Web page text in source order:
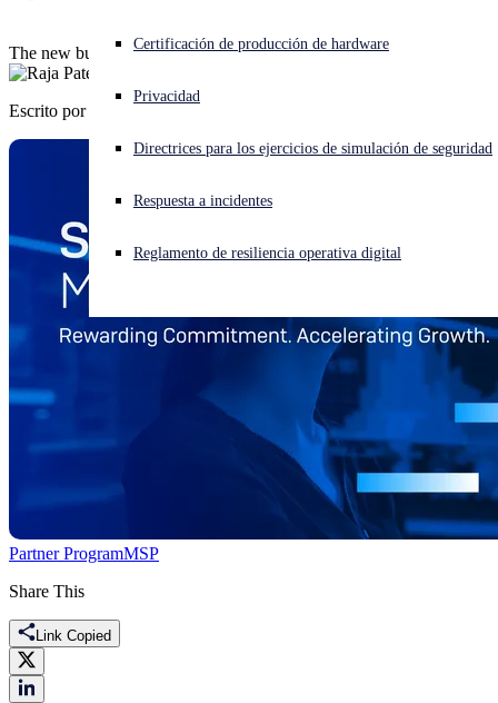
¿Está sufriendo un ciberataque? Obtenga ayuda ahora mismo
Iniciar sesión
Español Open language switcher
Certificación de producción de hardware
Privacidad
Directrices para los ejercicios de simulación de seguridad
Respuesta a incidentes
Reglamento de resiliencia operativa digital
The new business-accelerating benefits program for Sophos MSPs.
Escrito por
Partner ProgramMSP
Share This
Link Copied